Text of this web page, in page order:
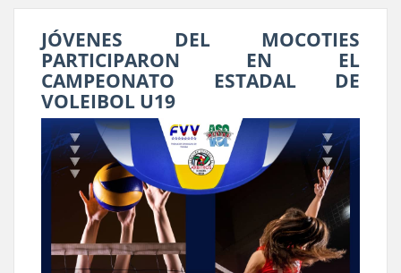
JÓVENES DEL MOCOTIES
PARTICIPARON EN EL
CAMPEONATO ESTADAL DE
VOLEIBOL U19